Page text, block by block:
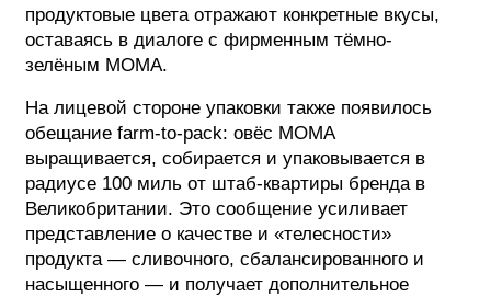
продуктовые цвета отражают конкретные вкусы,
оставаясь в диалоге с фирменным тёмно-
зелёным MOMA.
На лицевой стороне упаковки также появилось
обещание farm-to-pack: овёс MOMA
выращивается, собирается и упаковывается в
радиусе 100 миль от штаб-квартиры бренда в
Великобритании. Это сообщение усиливает
представление о качестве и «телесности»
продукта — сливочного, сбалансированного и
насыщенного — и получает дополнительное